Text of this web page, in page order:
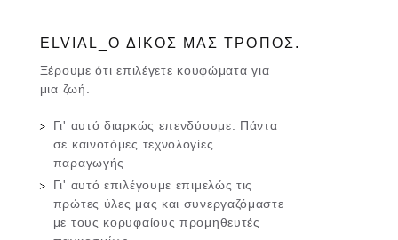
ΕLVIAL_Ο ΔΙΚOΣ ΜΑΣ ΤΡOΠΟΣ.
Ξέρουμε ότι επιλέγετε κουφώματα για
μια ζωή.
Γι' αυτό διαρκώς επενδύουμε. Πάντα
σε καινοτόμες τεχνολογίες
παραγωγής
Γι' αυτό επιλέγουμε επιμελώς τις
πρώτες ύλες μας και συνεργαζόμαστε
με τους κορυφαίους προμηθευτές